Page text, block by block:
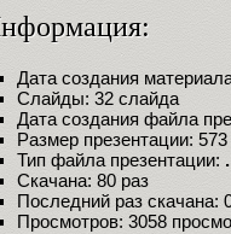
Дата создания
Слайды: 32 слайда
Дата создания файла
Размер презентации:
Тип файла презентации:
Скачана: 80 раз
Последний раз скачана:
Просмотров: 3058